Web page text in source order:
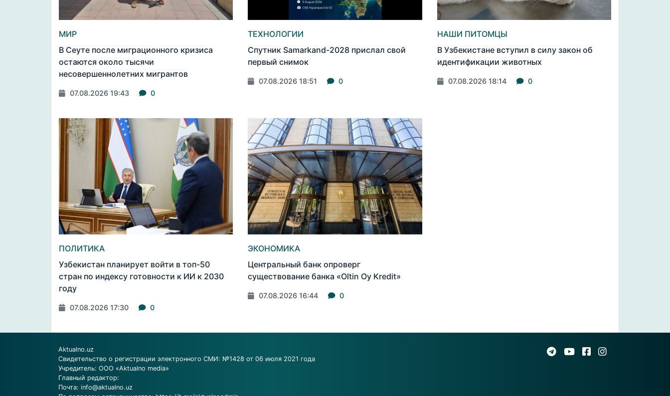
МИР
В Сеуте после миграционного кризиса
остаются около тысячи
несовершеннолетних мигрантов
07.08.2026 19:43 0
ТЕХНОЛОГИИ
Спутник Samarkand-2028 прислал свой
первый снимок
07.08.2026 18:51 0
НАШИ ПИТОМЦЫ
В Узбекистане вступил в силу закон об
идентификации животных
07.08.2026 18:14 0
ПОЛИТИКА
Узбекистан планирует войти в топ-50
стран по индексу готовности к ИИ к 2030
году
07.08.2026 17:30 0
ЭКОНОМИКА
Центральный банк опроверг
существование банка «Oltin Oy Kredit»
07.08.2026 16:44 0
Aktualno.uz
Свидетельство о регистрации электронного СМИ: №1428 от 06 июля 2021 года
Учредитель: ООО «Aktualno media»
Главный редактор:
Почта: info@aktualno.uz